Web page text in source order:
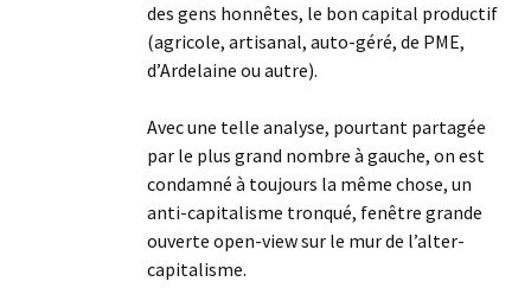
des gens honnêtes, le bon capital productif
(agricole, artisanal, auto-géré, de PME,
d’Ardelaine ou autre).
Avec une telle analyse, pourtant partagée
par le plus grand nombre à gauche, on est
condamné à toujours la même chose, un
anti-capitalisme tronqué, fenêtre grande
ouverte open-view sur le mur de l’alter-
capitalisme.